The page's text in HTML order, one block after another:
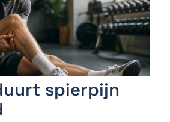
spierpijn